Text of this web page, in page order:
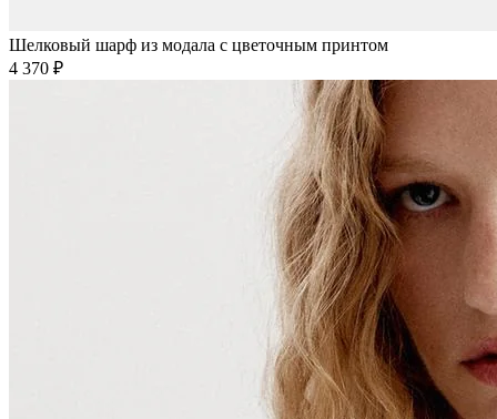
Шелковый шарф из модала с цветочным принтом
4 370 ₽